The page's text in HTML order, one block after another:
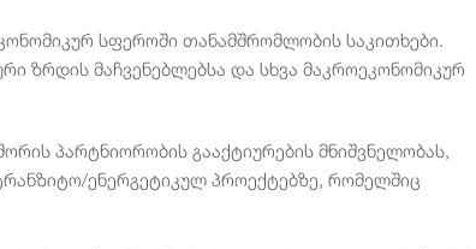
სფეროში თანამშრომლობის საკითხები.
ზრდის მაჩვენებლებსა და სხვა მაკროეკონომიკურ
პარტნიორობის გააქტიურების მნიშვნელობას,
ენერგეტიკულ პროექტებზე, რომელშიც